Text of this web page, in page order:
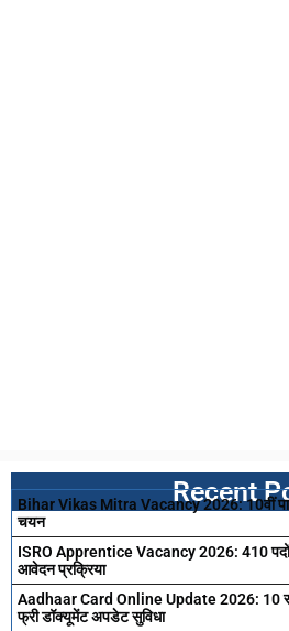
Recent
Bihar Vikas Mitra Vacancy 2026: 10वीं पास के
चयन
ISRO Apprentice Vacancy 2026: 410 पदों
आवेदन प्रक्रिया
Aadhaar Card Online Update 2026: 10
फ्री डॉक्यूमेंट अपडेट सुविधा